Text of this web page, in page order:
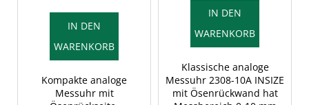
IN DEN
WARENKORB
Kompakte analoge
Messuhr mit
IN DEN
WARENKORB
Klassische analoge
Messuhr 2308-10A INSIZE
mit Ösenrückwand hat